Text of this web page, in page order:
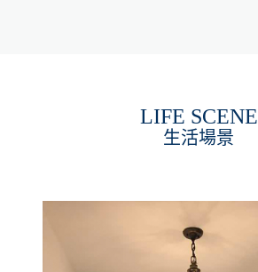
LIFE SCENE
生活場景